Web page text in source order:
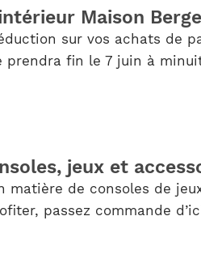
Maison
sur vos achats
prendra fin le 7 juin à
jeux et
matière de consoles de
passez commande